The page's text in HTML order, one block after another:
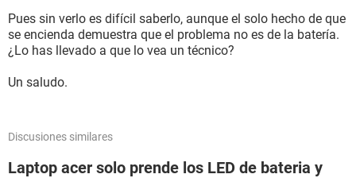
Pues sin verlo es difícil saberlo, aunque el solo hecho de que
se encienda demuestra que el problema no es de la batería.
¿Lo has llevado a que lo vea un técnico?
Un saludo.
Discusiones similares
Laptop acer solo prende los LED de bateria y